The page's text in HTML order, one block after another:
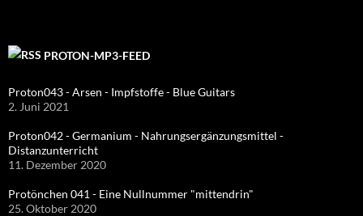
PROTON-MP3-FEED
Proton043 - Arsen - Impfstoffe - Blue Guitars
2. Juni 2021
Proton042 - Germanium - Nahrungsergänzungsmittel -
Distanzunterricht
11. Dezember 2020
Protönchen 041 - Eine Nullnummer "mittendrin"
25. Oktober 2020